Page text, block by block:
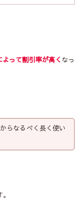
って割引率が高く なっ
らなるべく長く使い